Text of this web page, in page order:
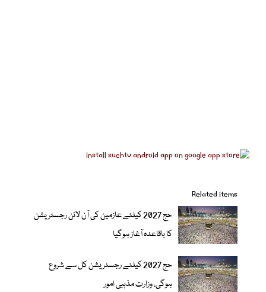
Related items
حج 2027 کیلئے عازمین کی آن لائن رجسٹریشن
کا باقاعدہ آغاز ہوگیا
حج 2027 کیلئے رجسٹریشن کل سے شروع
ہوگی، وزارت مذہبی امور